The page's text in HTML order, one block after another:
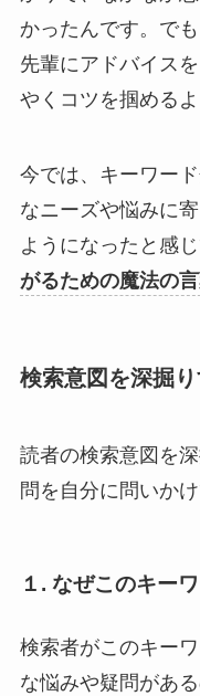
かったんです。で
先輩にアドバイス
やくコツを掴める
今では、キーワー
なニーズや悩みに
ようになったと感
がるための魔法の
検索意図を深掘
読者の検索意図を
問を自分に問いか
１. なぜこのキー
検索者がこのキー
な悩みや疑問があ